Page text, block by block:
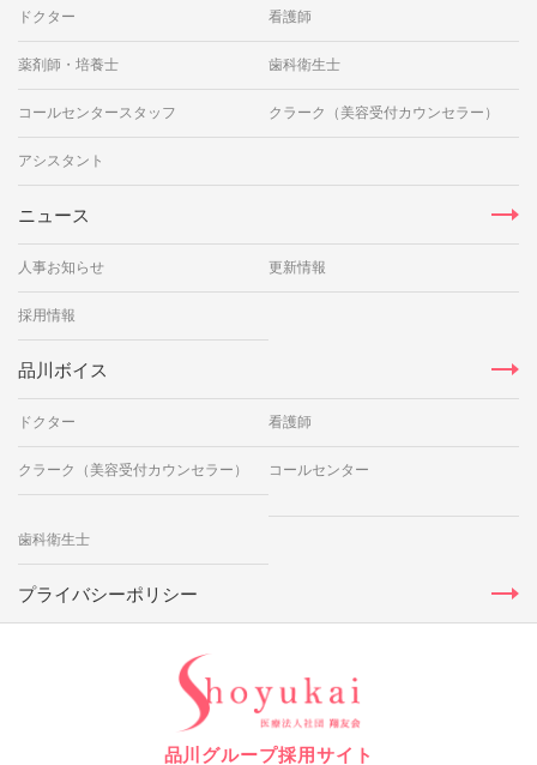
ドクター 看護師
薬剤師・培養士 歯科衛生士
コールセンタースタッフ クラーク（美容受付カウンセラー）
アシスタント
ニュース
人事お知らせ 更新情報
採用情報
品川ボイス
ドクター 看護師
クラーク（美容受付カウンセラー） コールセンター
歯科衛生士
プライバシーポリシー
品川グループ採用サイト